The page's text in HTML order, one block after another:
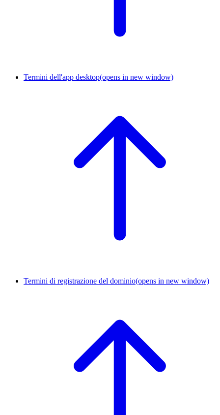
Termini dell'app desktop(opens in new window)
Termini di registrazione del dominio(opens in new window)